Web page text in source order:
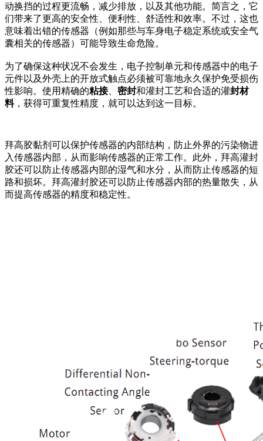
动换挡的过程更流畅，减少排放，以及其他功能。简言之，它
们带来了更高的安全性、便利性、舒适性和效率。不过，这也
意味着出错的传感器（例如那些与车身电子稳定系统或安全气
囊相关的传感器）可能导致生命危险。
为了确保这种状况不会发生，电子控制单元和传感器中的电子
元件以及外壳上的开放式触点必须被可靠地永久保护免受损伤
性影响。使用精确的粘接、 密封和灌封工艺和合适的灌封材
料，获得可重复性精度，就可以达到这一目标。
拜高胶黏剂可以保护传感器的内部结构，防止外界的污染物进
入传感器内部，从而影响传感器的正常工作。此外，拜高灌封
胶还可以防止传感器内部的湿气和水分，从而防止传感器的短
路和损坏。拜高灌封胶还可以防止传感器内部的热量散失，从
而提高传感器的精度和稳定性。